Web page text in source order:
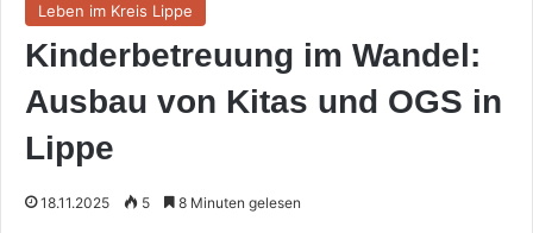
Leben im Kreis Lippe
Kinderbetreuung im Wandel:
Ausbau von Kitas und OGS in
Lippe
18.11.2025 5 8 Minuten gelesen